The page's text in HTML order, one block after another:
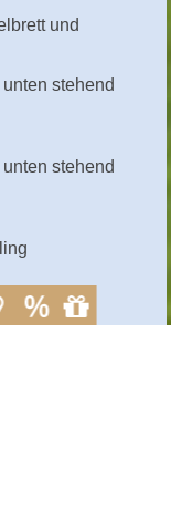
und
stehend
stehend